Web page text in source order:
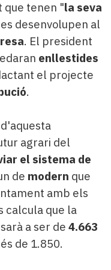
que tenen "la seva
es desenvolupen al
. El president
enllestides
el projecte
.
d'aquesta
agrari del
el sistema de
de modern que
amb els
calcula que la
a ser de 4.663
de 1.850.